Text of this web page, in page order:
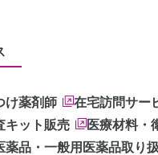
け薬剤師 在宅訪問サー
キット販売
医療材料・
薬品・一般用医薬品取り